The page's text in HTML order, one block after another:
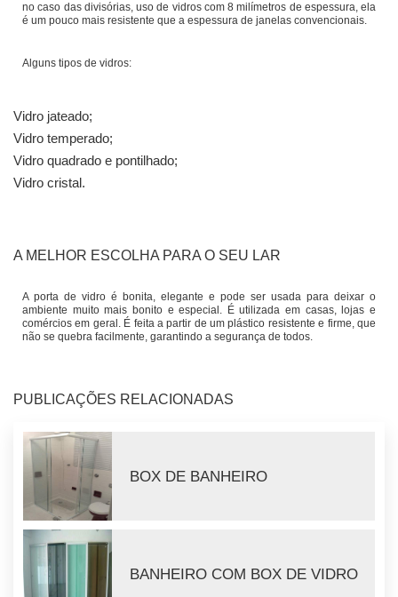
no caso das divisórias, uso de vidros com 8 milímetros de espessura, ela
é um pouco mais resistente que a espessura de janelas convencionais.
Alguns tipos de vidros:
Vidro jateado;
Vidro temperado;
Vidro quadrado e pontilhado;
Vidro cristal.
A MELHOR ESCOLHA PARA O SEU LAR
A porta de vidro é bonita, elegante e pode ser usada para deixar o
ambiente muito mais bonito e especial. É utilizada em casas, lojas e
comércios em geral. É feita a partir de um plástico resistente e firme, que
não se quebra facilmente, garantindo a segurança de todos.
PUBLICAÇÕES RELACIONADAS
BOX DE BANHEIRO
BANHEIRO COM BOX DE VIDRO